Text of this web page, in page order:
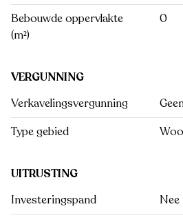
Bebouwde oppervlakte
(m²)
0
VERGUNNING
Verkavelingsvergunning
Type gebied
UITRUSTING
Investeringspand
Nee